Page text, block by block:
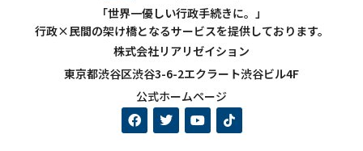
「世界一優しい行政手続きに。」
行政×民間の架け橋となるサービスを提供しております。
株式会社リアリゼイション
東京都渋谷区渋谷3-6-2エクラート渋谷ビル4F
公式ホームページ